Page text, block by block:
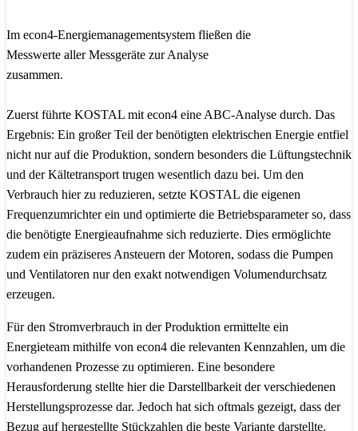
Im econ4-Energiemanagementsystem fließen die
Messwerte aller Messgeräte zur Analyse
zusammen.
Zuerst führte KOSTAL mit econ4 eine ABC-Analyse durch. Das
Ergebnis: Ein großer Teil der benötigten elektrischen Energie entfiel
nicht nur auf die Produktion, sondern besonders die Lüftungstechnik
und der Kältetransport trugen wesentlich dazu bei. Um den
Verbrauch hier zu reduzieren, setzte KOSTAL die eigenen
Frequenzumrichter ein und optimierte die Betriebsparameter so, dass
die benötigte Energieaufnahme sich reduzierte. Dies ermöglichte
zudem ein präziseres Ansteuern der Motoren, sodass die Pumpen
und Ventilatoren nur den exakt notwendigen Volumendurchsatz
erzeugen.
Für den Stromverbrauch in der Produktion ermittelte ein
Energieteam mithilfe von econ4 die relevanten Kennzahlen, um die
vorhandenen Prozesse zu optimieren. Eine besondere
Herausforderung stellte hier die Darstellbarkeit der verschiedenen
Herstellungsprozesse dar. Jedoch hat sich oftmals gezeigt, dass der
Bezug auf hergestellte Stückzahlen die beste Variante darstellte.